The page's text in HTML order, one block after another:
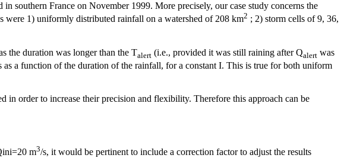
southern France on November 1999. More precisely, our case study concerns the
were 1) uniformly distributed rainfall on a watershed of 208 km2 ; 2) storm cells of 9, 36,
the duration was longer than the Talert (i.e., provided it was still raining after Qalert was
as a function of the duration of the rainfall, for a constant I. This is true for both uniform
order to increase their precision and flexibility. Therefore this approach can be
m3/s, it would be pertinent to include a correction factor to adjust the results